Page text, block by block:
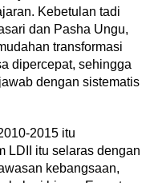
Kebetulan tadi
dan Pasha Ungu,
transformasi
dipercepat, sehingga
dengan sistematis
2015 itu
LDII itu selaras dengan
kebangsaan,